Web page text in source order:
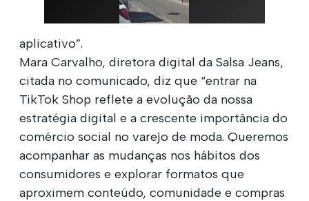
aplicativo”.
Mara Carvalho, diretora digital da Salsa Jeans,
citada no comunicado, diz que “entrar na
TikTok Shop reflete a evolução da nossa
estratégia digital e a crescente importância do
comércio social no varejo de moda. Queremos
acompanhar as mudanças nos hábitos dos
consumidores e explorar formatos que
aproximem conteúdo, comunidade e compras